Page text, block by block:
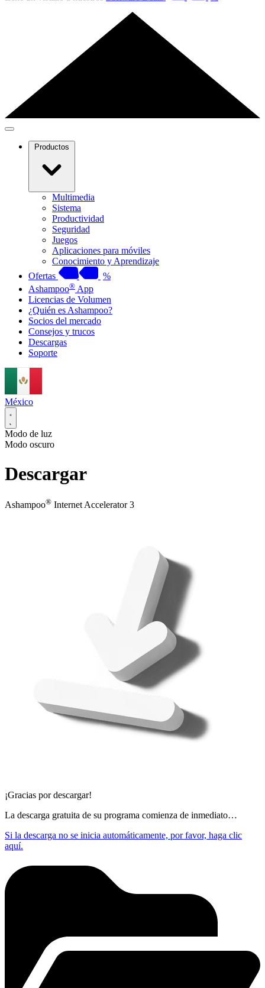
Productos
Multimedia
Sistema
Productividad
Seguridad
Juegos
Aplicaciones para móviles
Conocimiento y Aprendizaje
Ofertas
%
Ashampoo® App
Licencias de Volumen
¿Quién es Ashampoo?
Socios del mercado
Consejos y trucos
Descargas
Soporte
México
Modo de luz
Modo oscuro
Descargar
Ashampoo® Internet Accelerator 3
¡Gracias por descargar!
La descarga gratuita de su programa comienza de inmediato…
Si la descarga no se inicia automáticamente, por favor, haga clic
aquí.